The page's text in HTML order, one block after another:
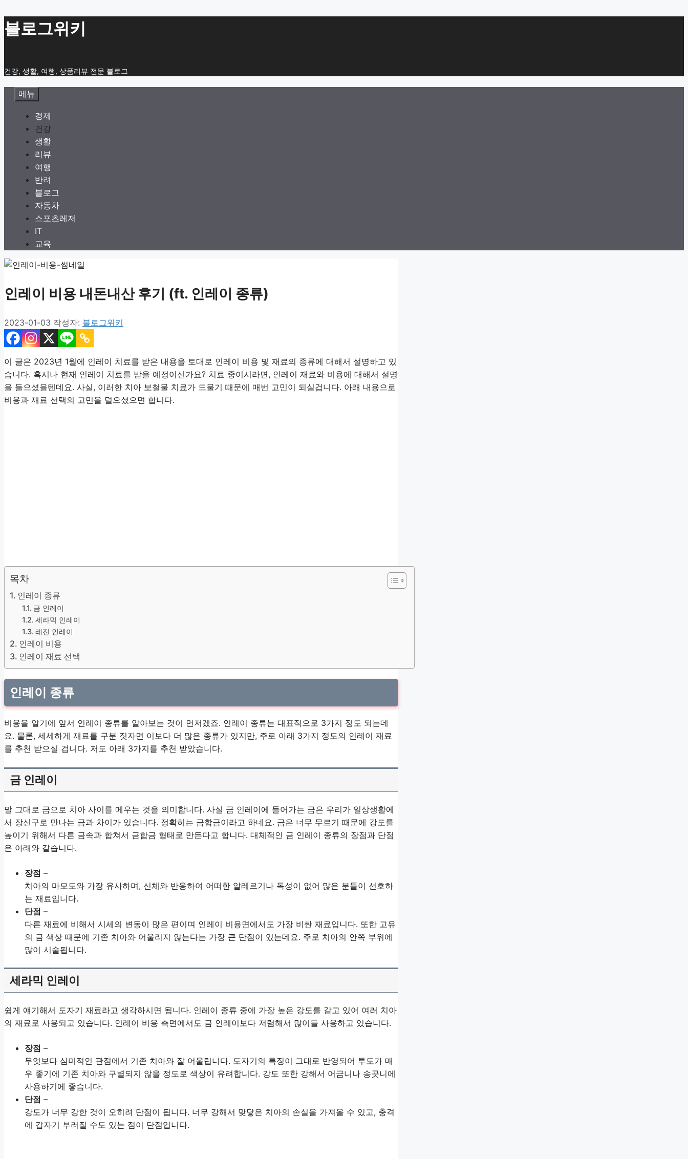
컨
텐
건
너
블로그위키
건강, 생활, 여행, 상품리뷰 전문 블로그
메뉴
경제
건강
생활
리뷰
여행
반려
블로그
자동차
스포츠레저
IT
교육
인레이 비용 내돈내산 후기 (ft. 인레이 종류)
2023-01-03 작성자: 블로그위키
이 글은 2023년 1월에 인레이 치료를 받은 내용을 토대로 인레이 비용 및 재료의 종류에 대해서 설명하고 있
습니다. 혹시나 현재 인레이 치료를 받을 예정이신가요? 치료 중이시라면, 인레이 재료와 비용에 대해서 설명
을 들으셨을텐데요. 사실, 이러한 치아 보철물 치료가 드물기 때문에 매번 고민이 되실겁니다. 아래 내용으로
비용과 재료 선택의 고민을 덜으셨으면 합니다.
목차
인레이 종류
금 인레이
세라믹 인레이
레진 인레이
인레이 비용
인레이 재료 선택
인레이 종류
비용을 알기에 앞서 인레이 종류를 알아보는 것이 먼저겠죠. 인레이 종류는 대표적으로 3가지 정도 되는데
요. 물론, 세세하게 재료를 구분 짓자면 이보다 더 많은 종류가 있지만, 주로 아래 3가지 정도의 인레이 재료
를 추천 받으실 겁니다. 저도 아래 3가지를 추천 받았습니다.
금 인레이
말 그대로 금으로 치아 사이를 메우는 것을 의미합니다. 사실 금 인레이에 들어가는 금은 우리가 일상생활에
서 장신구로 만나는 금과 차이가 있습니다. 정확히는 금합금이라고 하네요. 금은 너무 무르기 때문에 강도를
높이기 위해서 다른 금속과 합쳐서 금합금 형태로 만든다고 합니다. 대체적인 금 인레이 종류의 장점과 단점
은 아래와 같습니다.
장점 –
치아의 마모도와 가장 유사하며, 신체와 반응하여 어떠한 알레르기나 독성이 없어 많은 분들이 선호하
는 재료입니다.
단점 –
다른 재료에 비해서 시세의 변동이 많은 편이며 인레이 비용면에서도 가장 비싼 재료입니다. 또한 고유
의 금 색상 때문에 기존 치아와 어울리지 않는다는 가장 큰 단점이 있는데요. 주로 치아의 안쪽 부위에
많이 시술됩니다.
세라믹 인레이
쉽게 얘기해서 도자기 재료라고 생각하시면 됩니다. 인레이 종류 중에 가장 높은 강도를 같고 있어 여러 치아
의 재료로 사용되고 있습니다. 인레이 비용 측면에서도 금 인레이보다 저렴해서 많이들 사용하고 있습니다.
장점 –
무엇보다 심미적인 관점에서 기존 치아와 잘 어울립니다. 도자기의 특징이 그대로 반영되어 투도가 매
우 좋기에 기존 치아와 구별되지 않을 정도로 색상이 유려합니다. 강도 또한 강해서 어금니나 송곳니에
사용하기에 좋습니다.
단점 –
강도가 너무 강한 것이 오히려 단점이 됩니다. 너무 강해서 맞닿은 치아의 손실을 가져올 수 있고, 충격
에 갑자기 부러질 수도 있는 점이 단점입니다.